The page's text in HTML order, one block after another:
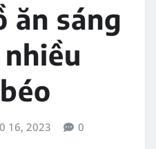
ăn sáng
16, 2023 0